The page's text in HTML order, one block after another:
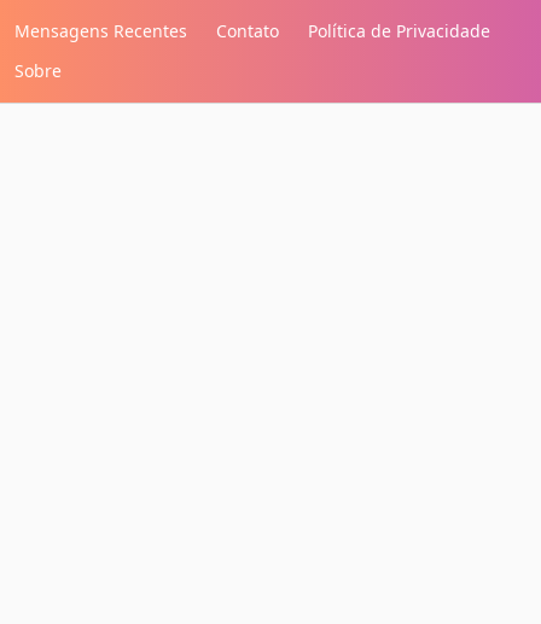
Mensagens Recentes
Contato
Política de Privacidade
Sobre